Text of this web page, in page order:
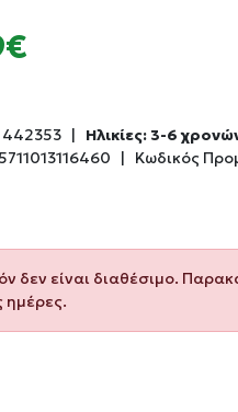
442353 |
Ηλικίες: 3-6
5711013116460 | Κωδικός
δεν είναι διαθέσιμο.
ημέρες.